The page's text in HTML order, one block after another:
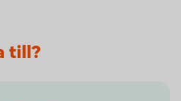
till?